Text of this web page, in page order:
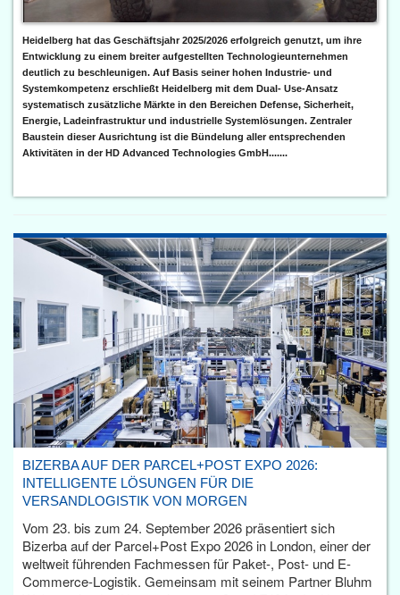
Heidelberg hat das Geschäftsjahr 2025/2026 erfolgreich genutzt, um ihre
Entwicklung zu einem breiter aufgestellten Technologieunternehmen
deutlich zu beschleunigen. Auf Basis seiner hohen Industrie- und
Systemkompetenz erschließt Heidelberg mit dem Dual- Use-Ansatz
systematisch zusätzliche Märkte in den Bereichen Defense, Sicherheit,
Energie, Ladeinfrastruktur und industrielle Systemlösungen. Zentraler
Baustein dieser Ausrichtung ist die Bündelung aller entsprechenden
Aktivitäten in der HD Advanced Technologies GmbH.......
BIZERBA AUF DER PARCEL+POST EXPO 2026:
INTELLIGENTE LÖSUNGEN FÜR DIE
VERSANDLOGISTIK VON MORGEN
Vom 23. bis zum 24. September 2026 präsentiert sich
Bizerba auf der Parcel+Post Expo 2026 in London, einer der
weltweit führenden Fachmessen für Paket-, Post- und E-
Commerce-Logistik. Gemeinsam mit seinem Partner Bluhm